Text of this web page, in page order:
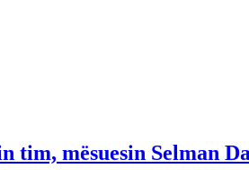
tim, mësuesin Selman